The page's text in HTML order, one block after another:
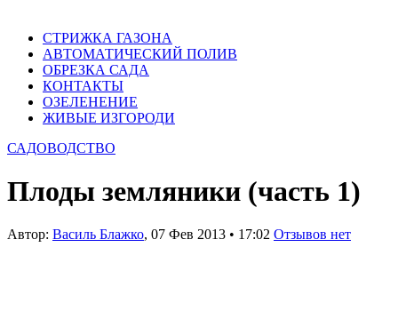
СТРИЖКА ГАЗОНА
АВТОМАТИЧЕСКИЙ ПОЛИВ
ОБРЕЗКА САДА
КОНТАКТЫ
ОЗЕЛЕНЕНИЕ
ЖИВЫЕ ИЗГОРОДИ
САДОВОДСТВО
Плоды земляники (часть 1)
Автор: Василь Блажко, 07 Фев 2013 • 17:02 Отзывов нет